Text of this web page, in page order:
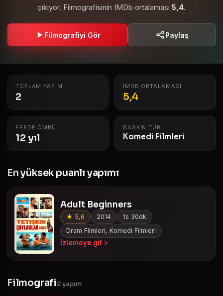
çıkıyor. Filmografisinin IMDb ortalaması 5,4.
Filmografiyi Gör Paylaş
TOPLAM YAPIM
2
IMDB ORTALAMASI
5,4
PERDE ÖMRÜ
12 yıl
BASKIN TÜR
Komedi Filmleri
En yüksek puanlı yapımı
Adult Beginners
★ 5,6 2014
1s 30dk
Dram Filmleri, Komedi Filmleri
İzlemeye git
Filmografi2 yapım